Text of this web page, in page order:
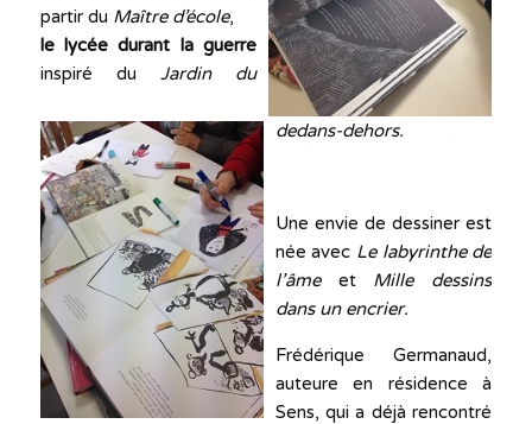
partir du Maître d’école,
le lycée durant la guerre
inspiré duJardin du
dedans-dehors.
Une envie de dessiner est
née avec Le labyrinthe de
l’âmeet Mille dessins
dans un encrier.
Frédérique Germanaud,
auteure en résidence à
Sens, qui a déjà rencontré